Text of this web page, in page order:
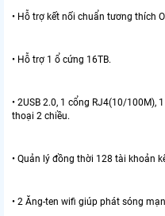
• Hỗ trợ kết nối chuẩn tương thích
• Hỗ trợ 1 ổ cứng 16TB.
• 2USB 2.0, 1 cổng RJ4(10/
thoại 2 chiều.
• Quản lý đồng thời 128 tài khoản
• 2 Ăng-ten wifi giúp phát sóng